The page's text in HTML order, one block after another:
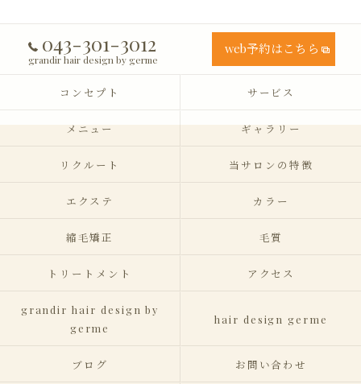
043-301-3012
grandir hair design by germe
web予約はこちら
コンセプト サービス
メニュー ギャラリー
リクルート 当サロンの特徴
エクステ カラー
縮毛矯正 毛質
トリートメント アクセス
grandir hair design by
germe
hair design germe
ブログ お問い合わせ